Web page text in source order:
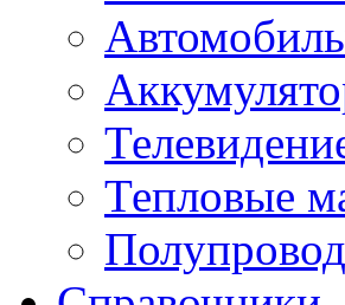
Тепловые